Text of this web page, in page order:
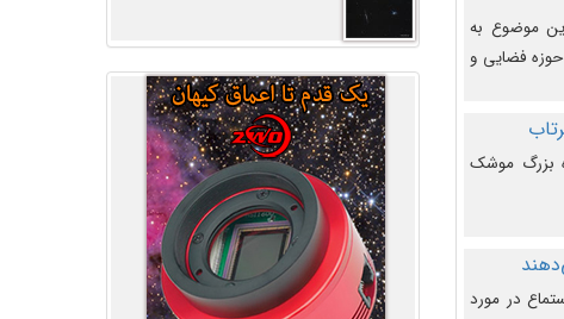
است. این موضوع به
فضایی و
بزرگ موشک
در مورد